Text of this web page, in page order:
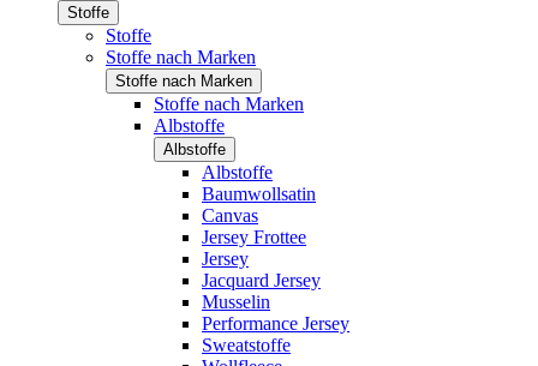
Stoffe
Stoffe
Stoffe nach Marken
Stoffe nach Marken
Stoffe nach Marken
Albstoffe
Albstoffe
Albstoffe
Baumwollsatin
Canvas
Jersey Frottee
Jersey
Jacquard Jersey
Musselin
Performance Jersey
Sweatstoffe